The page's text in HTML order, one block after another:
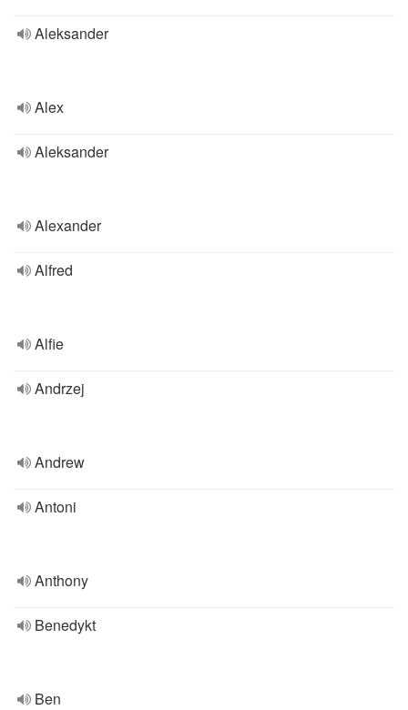
Aleksander
Alex
Aleksander
Alexander
Alfred
Alfie
Andrzej
Andrew
Antoni
Anthony
Benedykt
Ben